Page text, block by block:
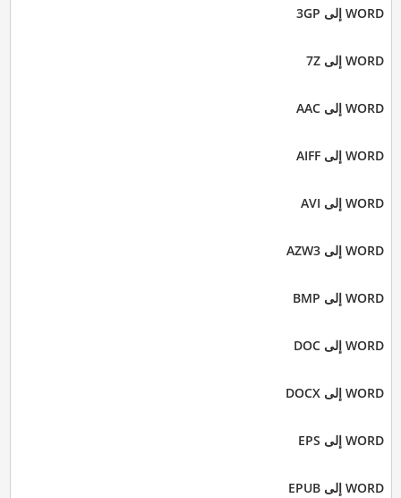
WORD إلى 3GP
WORD إلى 7Z
WORD إلى AAC
WORD إلى AIFF
WORD إلى AVI
WORD إلى AZW3
WORD إلى BMP
WORD إلى DOC
WORD إلى DOCX
WORD إلى EPS
WORD إلى EPUB